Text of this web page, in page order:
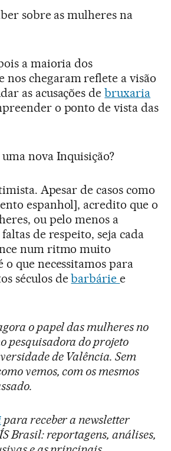
sobre as mulheres na
a maioria dos
nos chegaram reflete a visão
as acusações debruxaria
o ponto de vista das
nova Inquisição?
Apesar de casos como
espanhol], acredito que o
ou pelo menos a
de respeito, seja cada
num ritmo muito
o que necessitamos para
séculos debarbáriee
o papel das mulheres no
pesquisadora do projeto
de Valência. Sem
vemos, com os mesmos
para receber a newsletter
Brasil: reportagens, análises,